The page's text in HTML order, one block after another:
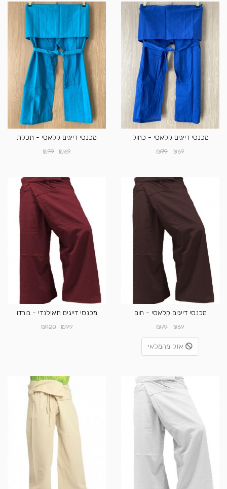
מכנסי דייגים קלאסי - כחול
₪69
₪79
מכנסי דייגים קלאסי - תכלת
₪69
₪79
מכנסי דייגים קלאסי - חום
₪69
₪79
אזל מהמלאי
מכנסי דייגים תאילנדי - בורדו
₪99
₪120